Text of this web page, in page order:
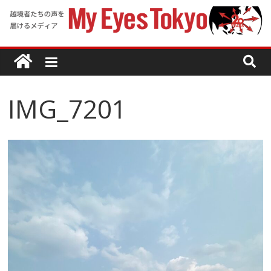
IMG_7201